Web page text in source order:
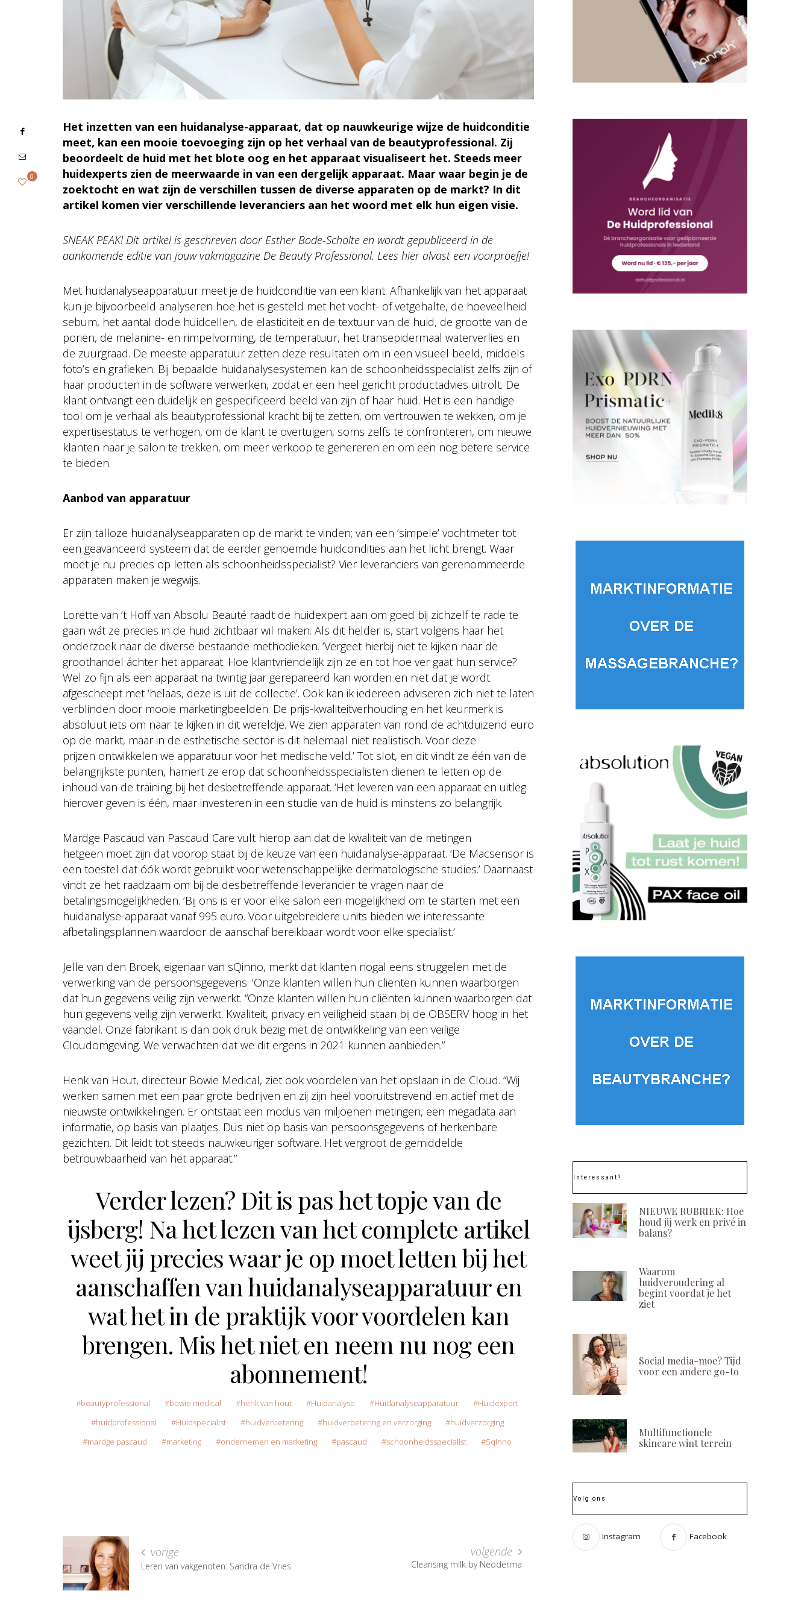
Het inzetten van een huidanalyse-apparaat, dat op nauwkeurige wijze de huidconditie
meet, kan een mooie toevoeging zijn op het verhaal van de beautyprofessional. Zij
beoordeelt de huid met het blote oog en het apparaat visualiseert het. Steeds meer
huidexperts zien de meerwaarde in van een dergelijk apparaat. Maar waar begin je de
zoektocht en wat zijn de verschillen tussen de diverse apparaten op de markt? In dit
artikel komen vier verschillende leveranciers aan het woord met elk hun eigen visie.
SNEAK PEAK! Dit artikel is geschreven door Esther Bode-Scholte en wordt gepubliceerd in de
aankomende editie van jouw vakmagazine De Beauty Professional. Lees hier alvast een voorproefje!
Met huidanalyseapparatuur meet je de huidconditie van een klant. Afhankelijk van het apparaat
kun je bijvoorbeeld analyseren hoe het is gesteld met het vocht- of vetgehalte, de hoeveelheid
sebum, het aantal dode huidcellen, de elasticiteit en de textuur van de huid, de grootte van de
poriën, de melanine- en rimpelvorming, de temperatuur, het transepidermaal waterverlies en
de zuurgraad. De meeste apparatuur zetten deze resultaten om in een visueel beeld, middels
foto’s en grafieken. Bij bepaalde huidanalysesystemen kan de schoonheidsspecialist zelfs zijn of
haar producten in de software verwerken, zodat er een heel gericht productadvies uitrolt. De
klant ontvangt een duidelijk en gespecificeerd beeld van zijn of haar huid. Het is een handige
tool om je verhaal als beautyprofessional kracht bij te zetten, om vertrouwen te wekken, om je
expertisestatus te verhogen, om de klant te overtuigen, soms zelfs te confronteren, om nieuwe
klanten naar je salon te trekken, om meer verkoop te genereren en om een nog betere service
te bieden.
Aanbod van apparatuur
Er zijn talloze huidanalyseapparaten op de markt te vinden; van een ‘simpele’ vochtmeter tot
een geavanceerd systeem dat de eerder genoemde huidcondities aan het licht brengt. Waar
moet je nu precies op letten als schoonheidsspecialist? Vier leveranciers van gerenommeerde
apparaten maken je wegwijs.
Lorette van ’t Hoff van Absolu Beauté raadt de huidexpert aan om goed bij zichzelf te rade te
gaan wát ze precies in de huid zichtbaar wil maken. Als dit helder is, start volgens haar het
onderzoek naar de diverse bestaande methodieken. ‘Vergeet hierbij niet te kijken naar de
groothandel áchter het apparaat. Hoe klantvriendelijk zijn ze en tot hoe ver gaat hun service?
Wel zo fijn als een apparaat na twintig jaar gerepareerd kan worden en niet dat je wordt
afgescheept met ‘helaas, deze is uit de collectie’. Ook kan ik iedereen adviseren zich niet te laten
verblinden door mooie marketingbeelden. De prijs-kwaliteitverhouding en het keurmerk is
absoluut iets om naar te kijken in dit wereldje. We zien apparaten van rond de achtduizend euro
op de markt, maar in de esthetische sector is dit helemaal niet realistisch. Voor deze
prijzen ontwikkelen we apparatuur voor het medische veld.’ Tot slot, en dit vindt ze één van de
belangrijkste punten, hamert ze erop dat schoonheidsspecialisten dienen te letten op de
inhoud van de training bij het desbetreffende apparaat. ‘Het leveren van een apparaat en uitleg
hierover geven is één, maar investeren in een studie van de huid is minstens zo belangrijk.
Mardge Pascaud van Pascaud Care vult hierop aan dat de kwaliteit van de metingen
hetgeen moet zijn dat voorop staat bij de keuze van een huidanalyse-apparaat. ‘De Macsensor is
een toestel dat óók wordt gebruikt voor wetenschappelijke dermatologische studies.’ Daarnaast
vindt ze het raadzaam om bij de desbetreffende leverancier te vragen naar de
betalingsmogelijkheden. ‘Bij ons is er voor elke salon een mogelijkheid om te starten met een
huidanalyse-apparaat vanaf 995 euro. Voor uitgebreidere units bieden we interessante
afbetalingsplannen waardoor de aanschaf bereikbaar wordt voor elke specialist.’
Jelle van den Broek, eigenaar van sQinno, merkt dat klanten nogal eens struggelen met de
verwerking van de persoonsgegevens. ‘Onze klanten willen hun cliënten kunnen waarborgen
dat hun gegevens veilig zijn verwerkt. “Onze klanten willen hun cliënten kunnen waarborgen dat
hun gegevens veilig zijn verwerkt. Kwaliteit, privacy en veiligheid staan bij de OBSERV hoog in het
vaandel. Onze fabrikant is dan ook druk bezig met de ontwikkeling van een veilige
Cloudomgeving. We verwachten dat we dit ergens in 2021 kunnen aanbieden.”
Henk van Hout, directeur Bowie Medical, ziet ook voordelen van het opslaan in de Cloud. “Wij
werken samen met een paar grote bedrijven en zij zijn heel vooruitstrevend en actief met de
nieuwste ontwikkelingen. Er ontstaat een modus van miljoenen metingen, een megadata aan
informatie, op basis van plaatjes. Dus niet op basis van persoonsgegevens of herkenbare
gezichten. Dit leidt tot steeds nauwkeuriger software. Het vergroot de gemiddelde
betrouwbaarheid van het apparaat.”
Verder lezen? Dit is pas het topje van de
ijsberg! Na het lezen van het complete artikel
weet jij precies waar je op moet letten bij het
aanschaffen van huidanalyseapparatuur en
wat het in de praktijk voor voordelen kan
brengen. Mis het niet en neem nu nog een
abonnement!
0
beautyprofessional bowie medical henk van hout Huidanalyse Huidanalyseapparatuur
Huidexpert
huidprofessional
Huidspecialist huidverbetering huidverbetering en verzorging
huidverzorging
mardge pascaud
marketing ondernemen en marketing pascaud schoonheidsspecialist Sqinno
vorige
Leren van vakgenoten: Sandra de Vries
volgende
Cleansing milk by Neoderma
Interessant?
NIEUWE RUBRIEK: Hoe
houd jij werk en privé in
balans?
Waarom
huidveroudering al
begint voordat je het
ziet
Social media-moe? Tijd
voor een andere go-to
Multifunctionele
skincare wint terrein
Volg ons
Instagram Facebook